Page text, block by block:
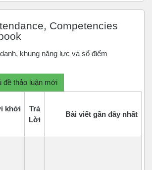
Competencies
khung năng lực và sổ điểm
đề thảo luận mới
khởi
Trả
Lời
Bài viết gần đây nhất